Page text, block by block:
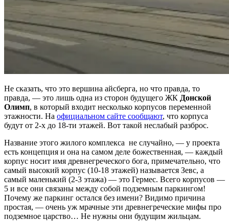
Не сказать, что это вершина айсберга, но что правда, то
правда, — это лишь одна из сторон будущего ЖК Донской
Олимп, в который входит несколько корпусов переменной
этажности. На официальном сайте сообщают, что корпуса
будут от 2-х до 18-ти этажей. Вот такой неслабый разброс.
Название этого жилого комплекса не случайно, — у проекта
есть концепция и она на самом деле божественная, — каждый
корпус носит имя древнегреческого бога, примечательно, что
самый высокий корпус (10-18 этажей) называется Зевс, а
самый маленький (2-3 этажа) — это Гермес. Всего корпусов —
5 и все они связаны между собой подземным паркингом!
Почему же паркинг остался без имени? Видимо причина
простая, — очень уж мрачные эти древнегреческие мифы про
подземное царство… Не нужны они будущим жильцам.